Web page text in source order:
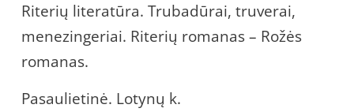
Riterių literatūra. Trubadūrai, truverai,
menezingeriai. Riterių romanas – Rožės
romanas.
Pasaulietinė. Lotynų k.